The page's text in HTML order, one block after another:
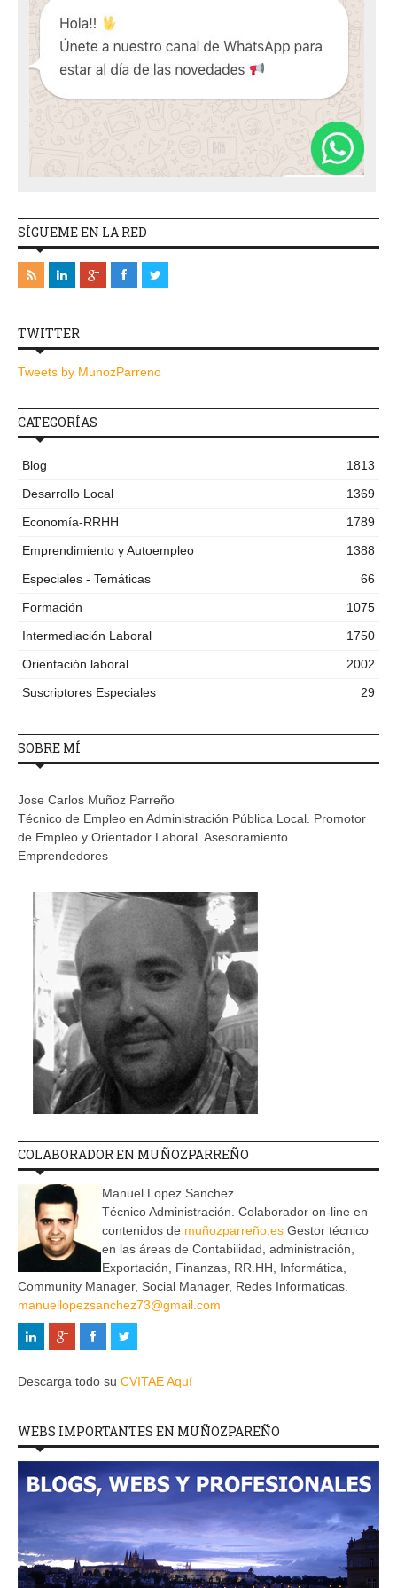
SÍGUEME EN LA RED
TWITTER
Tweets by MunozParreno
CATEGORÍAS
Blog
1813
Desarrollo Local
1369
Economía-RRHH
1789
Emprendimiento y Autoempleo
1388
Especiales - Temáticas
66
Formación
1075
Intermediación Laboral
1750
Orientación laboral
2002
Suscriptores Especiales
29
SOBRE MÍ
Jose Carlos Muñoz Parreño
Técnico de Empleo en Administración Pública Local. Promotor
de Empleo y Orientador Laboral. Asesoramiento
Emprendedores
COLABORADOR EN MUÑOZPARREÑO
Manuel Lopez Sanchez.
Técnico Administración. Colaborador on-line en
contenidos de muñozparreño.es Gestor técnico
en las áreas de Contabilidad, administración,
Exportación, Finanzas, RR.HH, Informática,
Community Manager, Social Manager, Redes Informaticas.
manuellopezsanchez73@gmail.com
Descarga todo su CVITAE Aquí
WEBS IMPORTANTES EN MUÑOZPAREÑO